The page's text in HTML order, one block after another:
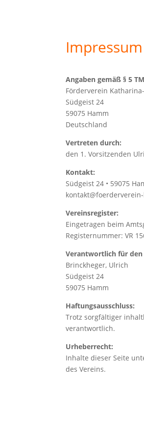
Impressum
Angaben gemäß § 5
Förderverein
Südgeist 24
59075 Hamm
Deutschland
Vertreten durch:
den 1. Vorsitzenden
Kontakt:
Südgeist 24 • 59075
Vereinsregister:
Eingetragen beim
Registernummer: VR
Verantwortlich für den
Brinckheger, Ulrich
Südgeist 24
59075 Hamm
Haftungsausschluss:
Trotz sorgfältiger
verantwortlich.
Urheberrecht:
Inhalte dieser Seite
des Vereins.